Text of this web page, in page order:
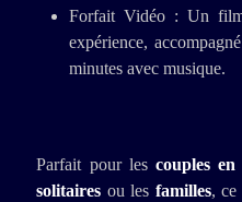
Forfait Vidéo : Un
expérience,
minutes avec musique.
Parfait pour lescouples
solitaires ou les familles, ce